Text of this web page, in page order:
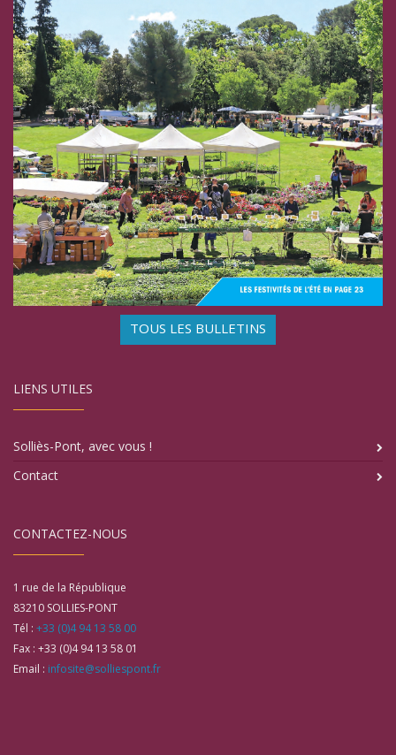
TOUS LES BULLETINS
LIENS UTILES
Solliès-Pont, avec vous !
Contact
CONTACTEZ-NOUS
1 rue de la République
83210 SOLLIES-PONT
Tél : +33 (0)4 94 13 58 00
Fax : +33 (0)4 94 13 58 01
Email : infosite@solliespont.fr